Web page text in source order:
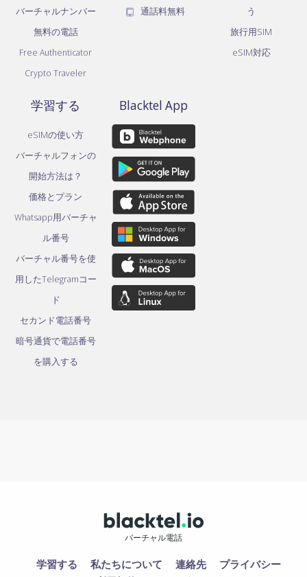
バーチャルナンバー
無料の電話
Free Authenticator
Crypto Traveler
通話料無料
う
旅行用SIM
eSIM対応
学習する
eSIMの使い方
バーチャルフォンの
開始方法は？
価格とプラン
Whatsapp用バーチャ
ル番号
バーチャル番号を使
用したTelegramコー
ド
セカンド電話番号
暗号通貨で電話番号
を購入する
Blacktel App
バーチャル電話
学習する 私たちについて 連絡先
プライバシー